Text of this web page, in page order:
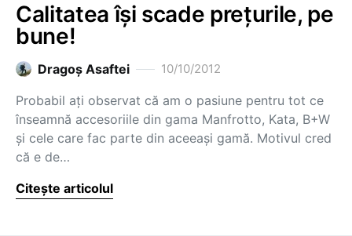
Calitatea își scade prețurile, pe
bune!
Dragoş Asaftei 10/10/2012
Probabil ați observat că am o pasiune pentru tot ce
înseamnă accesoriile din gama Manfrotto, Kata, B+W
și cele care fac parte din aceeași gamă. Motivul cred
că e de…
Citește articolul